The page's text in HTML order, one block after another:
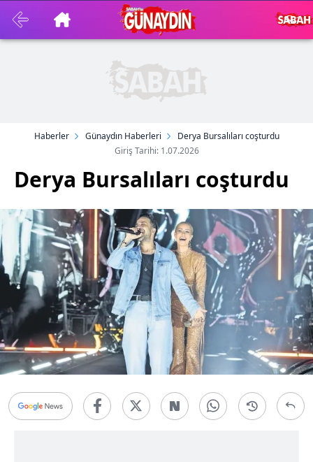
Haberler Günaydın Haberleri
Derya Bursalıları coşturdu
Giriş Tarihi: 1.07.2026
Derya Bursalıları coşturdu